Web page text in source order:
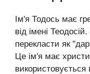
Ім'я Тодось має
від імені
перекласти як
Це ім'я має